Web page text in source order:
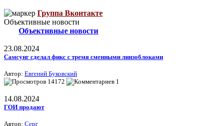
Группа Вконтакте
Объективные новости
Объективные новости
23.08.2024
Самсунг сделал фикс с тремя сменными линзоблоками
Автор: Евгений Буковский
14172
1
14.08.2024
ГОИ продают
Автор: Серг